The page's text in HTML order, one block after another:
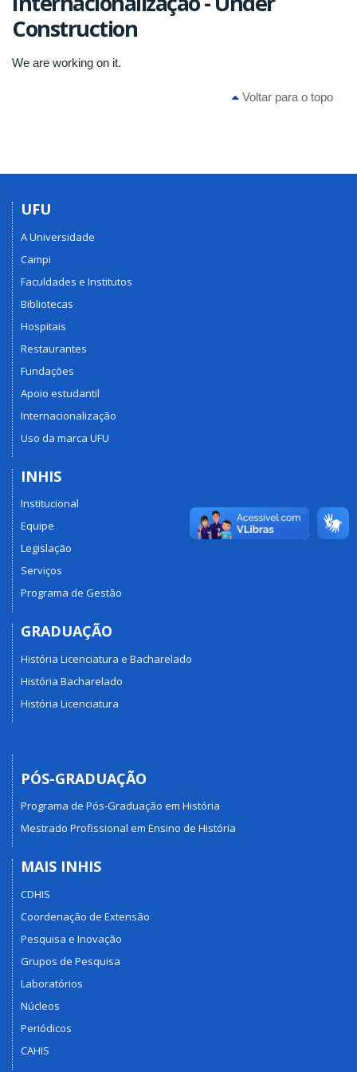
Construction
We are working on it.
Voltar para o topo
UFU
A Universidade
Campi
Faculdades e Institutos
Bibliotecas
Hospitais
Restaurantes
Fundações
Apoio estudantil
Internacionalização
Uso da marca UFU
INHIS
Institucional
Equipe
Legislação
Serviços
Programa de Gestão
GRADUAÇÃO
História Licenciatura e Bacharelado
História Bacharelado
História Licenciatura
PÓS-GRADUAÇÃO
Programa de Pós-Graduação em História
Mestrado Profissional em Ensino de História
MAIS INHIS
CDHIS
Coordenação de Extensão
Pesquisa e Inovação
Grupos de Pesquisa
Laboratórios
Núcleos
Periódicos
CAHIS